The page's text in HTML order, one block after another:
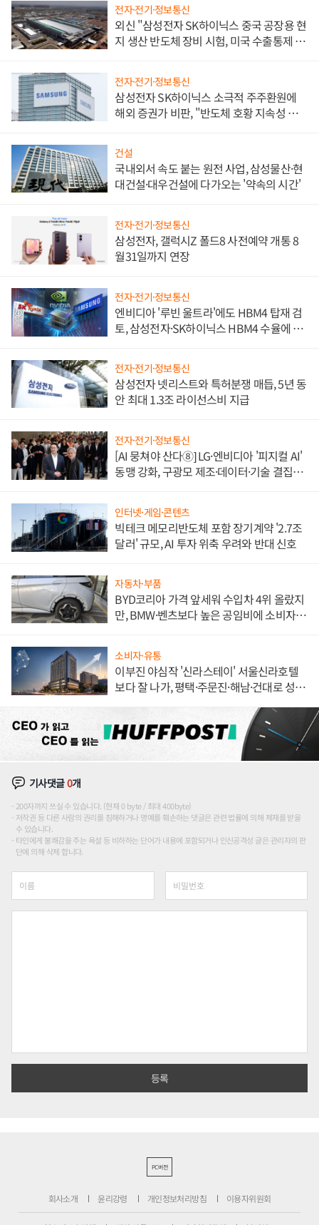
전자·전기·정보통신
외신 "삼성전자 SK하이닉스 중국 공장용 현
지 생산 반도체 장비 시험, 미국 수출통제 대
전자·전기·정보통신
삼성전자 SK하이닉스 소극적 주주환원에
해외 증권가 비판, "반도체 호황 지속성 의
건설
국내외서 속도 붙는 원전 사업, 삼성물산·현
대건설·대우건설에 다가오는 '약속의 시간'
전자·전기·정보통신
삼성전자, 갤럭시Z 폴드8 사전예약 개통 8
월31일까지 연장
전자·전기·정보통신
엔비디아 '루빈 울트라'에도 HBM4 탑재 검
토, 삼성전자·SK하이닉스 HBM4 수율에 주
전자·전기·정보통신
삼성전자 넷리스트와 특허분쟁 매듭, 5년 동
안 최대 1.3조 라이선스비 지급
전자·전기·정보통신
[AI 뭉쳐야 산다⑧] LG·엔비디아 '피지컬 AI'
동맹 강화, 구광모 제조·데이터·기술 결집
인터넷·게임·콘텐츠
빅테크 메모리반도체 포함 장기계약 '2.7조
달러' 규모, AI 투자 위축 우려와 반대 신호
자동차·부품
BYD코리아 가격 앞세워 수입차 4위 올랐지
만, BMW·벤츠보다 높은 공임비에 소비자
소비자·유통
이부진 야심작 '신라스테이' 서울신라호텔
보다 잘 나가, 평택·주문진·해남·건대로 성
기사댓글0개
200자까지 쓰실 수 있습니다. (현재 0 byte / 최대 400byte)
저작권 등 다른 사람의 권리를 침해하거나 명예를 훼손하는 댓글은 관련 법률에 의해 제재를 받을
수 있습니다.
타인에게 불쾌감을 주는 욕설 등 비하하는 단어가 내용에 포함되거나 인신공격성 글은 관리자의 판
단에 의해 삭제 합니다.
PC버전
회사소개 윤리강령 개인정보처리방침 이용자위원회